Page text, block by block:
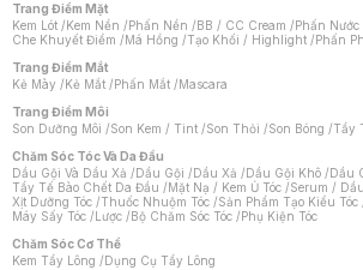
Trang Điểm Mặt
Kem Lót /Kem Nền /Phấn Nền /BB / CC Cream /Phấn
Che Khuyết Điểm /Má Hồng /Tạo Khối / Highlight /Phấn
Trang Điểm Mắt
Kẻ Mày /Kẻ Mắt /Phấn Mắt /Mascara
Trang Điểm Môi
Son Dưỡng Môi /Son Kem / Tint /Son Thỏi /Son Bóng /Tẩy
Chăm Sóc Tóc Và Da Đầu
Dầu Gội Và Dầu Xả /Dầu Gội /Dầu Xả /Dầu Gội Khô /Dầu
Tẩy Tế Bào Chết Da Đầu /Mặt Nạ / Kem Ủ Tóc /Serum /
Xịt Dưỡng Tóc /Thuốc Nhuộm Tóc /Sản Phẩm Tạo Kiểu Tóc
Máy Sấy Tóc /Lược /Bộ Chăm Sóc Tóc /Phụ Kiện Tóc
Chăm Sóc Cơ Thể
Kem Tẩy Lông /Dụng Cụ Tẩy Lông